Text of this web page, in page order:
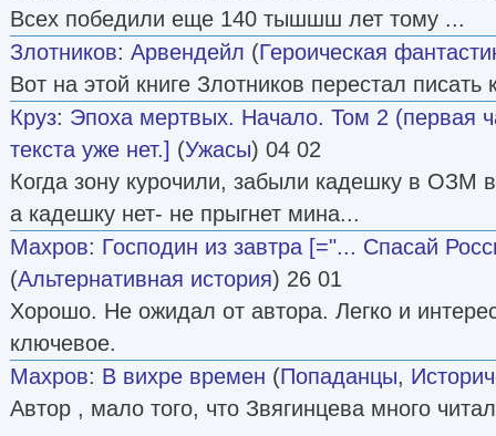
Всех победили еще 140 тышшш лет тому ...
Злотников: Арвендейл (Героическая
Вот на этой книге Злотников перестал писать
Круз: Эпоха мертвых. Начало. Том 2 (первая
текста уже нет.] (Ужасы) 04 02
Когда зону курочили, забыли кадешку в ОЗМ
а кадешку нет- не прыгнет мина...
Махров: Господин из завтра [="... Спасай
(Альтернативная история) 26 01
Хорошо. Не ожидал от автора. Легко и
ключевое.
Махров: В вихре времен (Попаданцы,
Автор , мало того, что Звягинцева много